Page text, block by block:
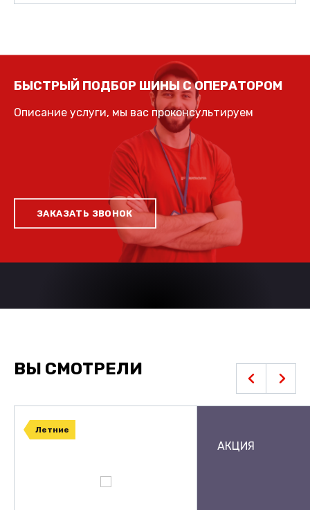
БЫСТРЫЙ ПОДБОР ШИНЫ С ОПЕРАТОРОМ
Описание услуги, мы вас проконсультируем
ЗАКАЗАТЬ ЗВОНОК
ВЫ СМОТРЕЛИ
Летние
АКЦИЯ